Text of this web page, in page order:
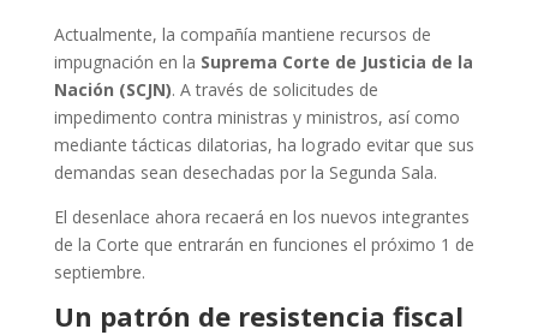
Actualmente, la compañía mantiene recursos de
impugnación en la Suprema Corte de Justicia de la
Nación (SCJN). A través de solicitudes de
impedimento contra ministras y ministros, así como
mediante tácticas dilatorias, ha logrado evitar que sus
demandas sean desechadas por la Segunda Sala.
El desenlace ahora recaerá en los nuevos integrantes
de la Corte que entrarán en funciones el próximo 1 de
septiembre.
Un patrón de resistencia fiscal